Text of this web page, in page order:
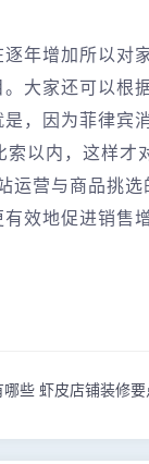
年增加所以对
大家还可以根
，因为菲律宾
以内，这样才
运营与商品挑
效地促进销售
些 虾皮店铺装修要